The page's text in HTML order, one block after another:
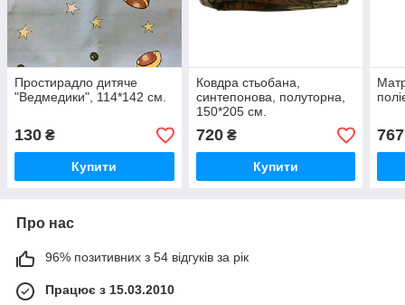
Простирадло дитяче
"Ведмедики", 114*142 см.
130 ₴
Купити
Ковдра стьобана,
синтепонова, полуторна,
150*205 см.
720₴
Купити
767
Про нас
96% позитивних з 54 відгуків за рік
Працює з 15.03.2010